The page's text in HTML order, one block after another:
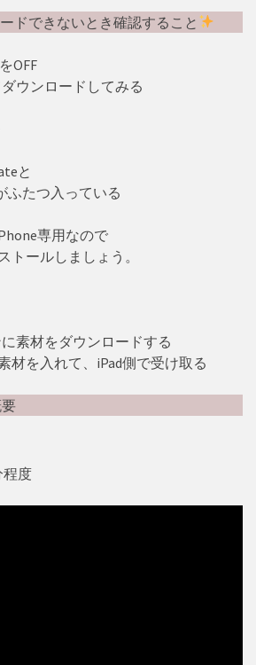
ドできないとき確認すること
OFF
ウンロードしてみる
と
たつ入っている
専用なので
トールしましょう。
素材をダウンロードする
材を入れて、iPad側で受け取る
程度